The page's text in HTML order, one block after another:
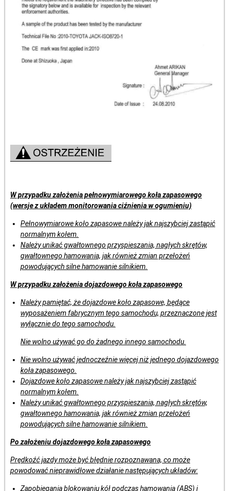
W przypadku założenia pełnowymiarowego koła zapasowego
(wersje z układem monitorowania ciźnienia w ogumieniu)
Pełnowymiarowe koło zapasowe należy jak najszybciej zastąpić
normalnym kołem.
Należy unikać gwałtownego przyspieszania, nagłych skrętów,
gwałtownego hamowania, jak również zmian przełożeń
powodujących silne hamowanie silnikiem.
W przypadku założenia dojazdowego koła zapasowego
Należy pamiętać, że dojazdowe koło zapasowe, będące
wyposażeniem fabrycznym tego samochodu, przeznaczone jest
wyłącznie do tego samochodu.
Nie wolno używać go do żadnego innego samochodu.
Nie wolno używać jednoczeźnie więcej niż jednego dojazdowego
koła zapasowego.
Dojazdowe koło zapasowe należy jak najszybciej zastąpić
normalnym kołem.
Należy unikać gwałtownego przyspieszania, nagłych skrętów,
gwałtownego hamowania, jak również zmian przełożeń
powodujących silne hamowanie silnikiem.
Po założeniu dojazdowego koła zapasowego
Prędkoźć jazdy może być błędnie rozpoznawana, co może
powodować nieprawidłowe działanie następujących układów:
Zapobiegania blokowaniu kół podczas hamowania (ABS) i